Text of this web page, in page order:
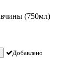
(750мл)
Добавлено